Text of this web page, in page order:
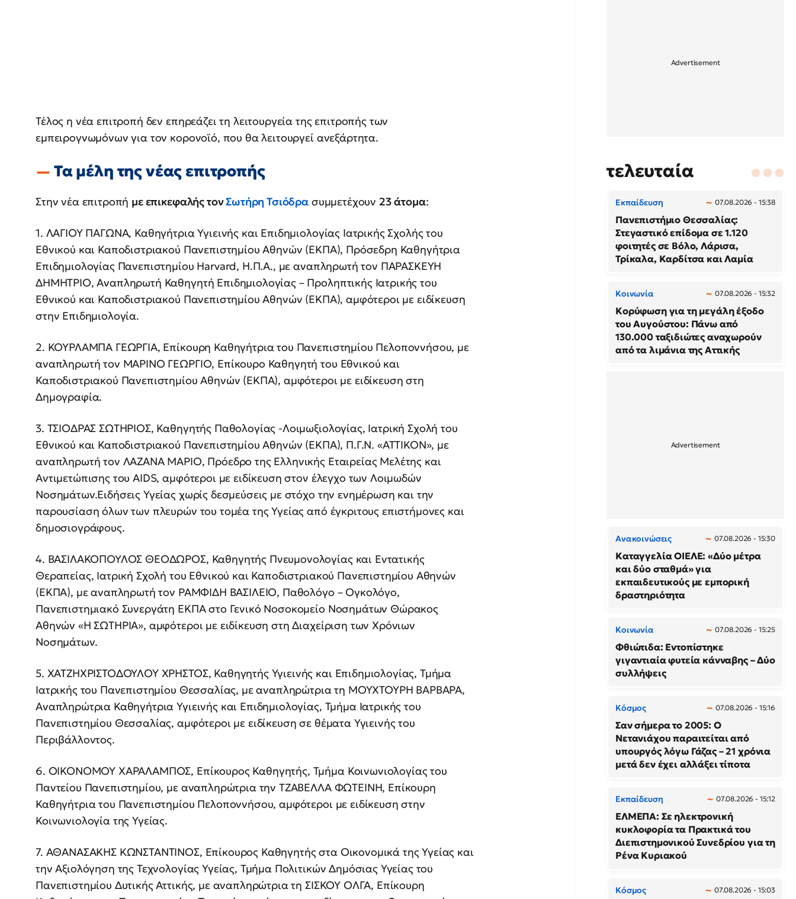
Τέλος η νέα επιτροπή δεν επηρεάζει τη λειτουργεία της επιτροπής των
εμπειρογνωμόνων για τον κορονοϊό, που θα λειτουργεί ανεξάρτητα.
Τα μέλη της νέας επιτροπής
Στην νέα επιτροπή με επικεφαλής τονΣωτήρη Τσιόδρα συμμετέχουν 23 άτομα:
1. ΛΑΓΙΟΥ ΠΑΓΩΝΑ, Καθηγήτρια Υγιεινής και Επιδημιολογίας Ιατρικής Σχολής του
Εθνικού και Καποδιστριακού Πανεπιστημίου Αθηνών (ΕΚΠΑ), Πρόσεδρη Καθηγήτρια
Επιδημιολογίας Πανεπιστημίου Harvard, Η.Π.Α., με αναπληρωτή τον ΠΑΡΑΣΚΕΥΗ
ΔΗΜΗΤΡΙΟ, Αναπληρωτή Καθηγητή Επιδημιολογίας – Προληπτικής Ιατρικής του
Εθνικού και Καποδιστριακού Πανεπιστημίου Αθηνών (ΕΚΠΑ), αμφότεροι με ειδίκευση
στην Επιδημιολογία.
2. ΚΟΥΡΛΑΜΠΑ ΓΕΩΡΓΙΑ, Επίκουρη Καθηγήτρια του Πανεπιστημίου Πελοποννήσου, με
αναπληρωτή τον ΜΑΡΙΝΟ ΓΕΩΡΓΙΟ, Επίκουρο Καθηγητή του Εθνικού και
Καποδιστριακού Πανεπιστημίου Αθηνών (ΕΚΠΑ), αμφότεροι με ειδίκευση στη
Δημογραφία.
3. ΤΣΙΟΔΡΑΣ ΣΩΤΗΡΙΟΣ, Καθηγητής Παθολογίας -Λοιμωξιολογίας, Ιατρική Σχολή του
Εθνικού και Καποδιστριακού Πανεπιστημίου Αθηνών (ΕΚΠΑ), Π.Γ.Ν. «ΑΤΤΙΚΟΝ», με
αναπληρωτή τον ΛΑΖΑΝΑ ΜΑΡΙΟ, Πρόεδρο της Ελληνικής Εταιρείας Μελέτης και
Αντιμετώπισης του AIDS, αμφότεροι με ειδίκευση στον έλεγχο των Λοιμωδών
Νοσημάτων.Ειδήσεις Υγείας χωρίς δεσμεύσεις με στόχο την ενημέρωση και την
παρουσίαση όλων των πλευρών του τομέα της Υγείας από έγκριτους επιστήμονες και
δημοσιογράφους.
4. ΒΑΣΙΛΑΚΟΠΟΥΛΟΣ ΘΕΟΔΩΡΟΣ, Καθηγητής Πνευμονολογίας και Εντατικής
Θεραπείας, Ιατρική Σχολή του Εθνικού και Καποδιστριακού Πανεπιστημίου Αθηνών
(ΕΚΠΑ), με αναπληρωτή τον ΡΑΜΦΙΔΗ ΒΑΣΙΛΕΙΟ, Παθολόγο – Ογκολόγο,
Πανεπιστημιακό Συνεργάτη ΕΚΠΑ στο Γενικό Νοσοκομείο Νοσημάτων Θώρακος
Αθηνών «Η ΣΩΤΗΡΙΑ», αμφότεροι με ειδίκευση στη Διαχείριση των Χρόνιων
Νοσημάτων.
5. ΧΑΤΖΗΧΡΙΣΤΟΔΟΥΛΟΥ ΧΡΗΣΤΟΣ, Καθηγητής Υγιεινής και Επιδημιολογίας, Τμήμα
Ιατρικής του Πανεπιστημίου Θεσσαλίας, με αναπληρώτρια τη ΜΟΥΧΤΟΥΡΗ ΒΑΡΒΑΡΑ,
Αναπληρώτρια Καθηγήτρια Υγιεινής και Επιδημιολογίας, Τμήμα Ιατρικής του
Πανεπιστημίου Θεσσαλίας, αμφότεροι με ειδίκευση σε θέματα Υγιεινής του
Περιβάλλοντος.
6. ΟΙΚΟΝΟΜΟΥ ΧΑΡΑΛΑΜΠΟΣ, Επίκουρος Καθηγητής, Τμήμα Κοινωνιολογίας του
Παντείου Πανεπιστημίου, με αναπληρώτρια την ΤΖΑΒΕΛΛΑ ΦΩΤΕΙΝΗ, Επίκουρη
Καθηγήτρια του Πανεπιστημίου Πελοποννήσου, αμφότεροι με ειδίκευση στην
Κοινωνιολογία της Υγείας.
7. ΑΘΑΝΑΣΑΚΗΣ ΚΩΝΣΤΑΝΤΙΝΟΣ, Επίκουρος Καθηγητής στα Οικονομικά της Υγείας και
την Αξιολόγηση της Τεχνολογίας Υγείας, Τμήμα Πολιτικών Δημόσιας Υγείας του
Πανεπιστημίου Δυτικής Αττικής, με αναπληρώτρια τη ΣΙΣΚΟΥ ΟΛΓΑ, Επίκουρη
τελευταία
Εκπαίδευση 07.08.2026 - 15:38
Πανεπιστήμιο Θεσσαλίας:
Στεγαστικό επίδομα σε 1.120
φοιτητές σε Βόλο, Λάρισα,
Τρίκαλα, Καρδίτσα και Λαμία
Κοινωνία 07.08.2026 - 15:32
Κορύφωση για τη μεγάλη έξοδο
του Αυγούστου: Πάνω από
130.000 ταξιδιώτες αναχωρούν
από τα λιμάνια της Αττικής
Ανακοινώσεις 07.08.2026 - 15:30
Καταγγελία ΟΙΕΛΕ: «Δύο μέτρα
και δύο σταθμά» για
εκπαιδευτικούς με εμπορική
δραστηριότητα
Κοινωνία 07.08.2026 - 15:25
Φθιώτιδα: Εντοπίστηκε
γιγαντιαία φυτεία κάνναβης – Δύο
συλλήψεις
Κόσμος 07.08.2026 - 15:16
Σαν σήμερα το 2005: Ο
Νετανιάχου παραιτείται από
υπουργός λόγω Γάζας – 21 χρόνια
μετά δεν έχει αλλάξει τίποτα
Εκπαίδευση 07.08.2026 - 15:12
ΕΛΜΕΠΑ: Σε ηλεκτρονική
κυκλοφορία τα Πρακτικά του
Διεπιστημονικού Συνεδρίου για τη
Ρένα Κυριακού
Κόσμος 07.08.2026 - 15:03